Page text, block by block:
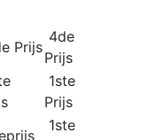
Prijs
4de
Prijs
1ste
Prijs
1ste